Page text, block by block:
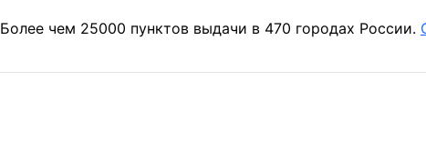
Более чем 25000 пунктов выдачи в 470 городах России.